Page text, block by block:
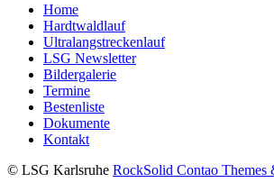
Home
Hardtwaldlauf
Ultralangstreckenlauf
LSG Newsletter
Bildergalerie
Termine
Bestenliste
Dokumente
Kontakt
© LSG Karlsruhe RockSolid Contao Themes